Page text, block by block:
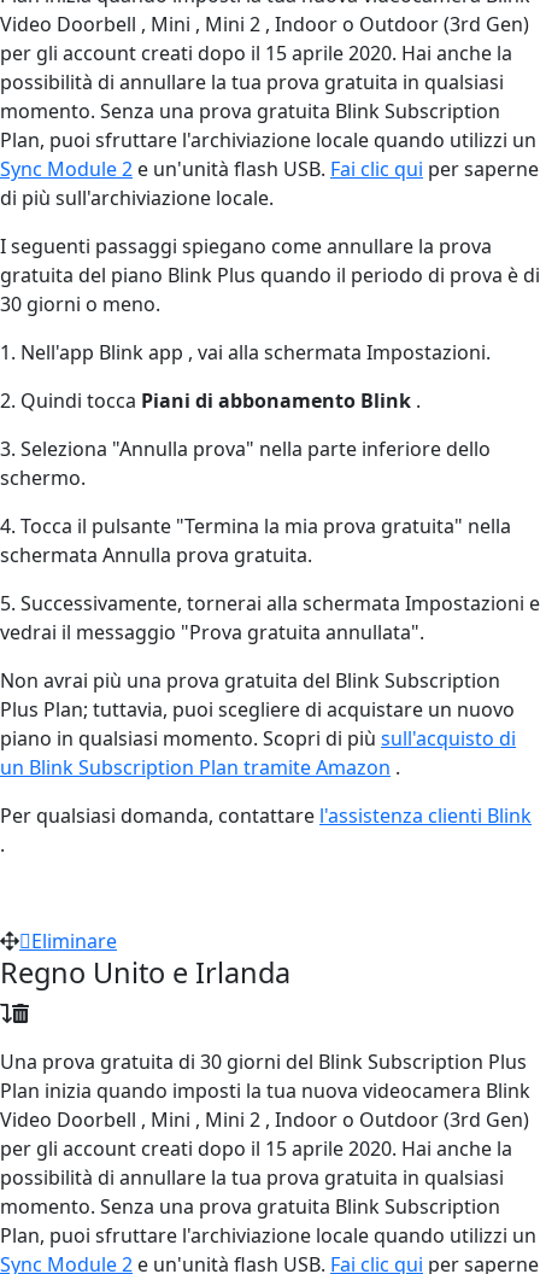
Video Doorbell , Mini , Mini 2 , Indoor o Outdoor (3rd Gen)
per gli account creati dopo il 15 aprile 2020. Hai anche la
possibilità di annullare la tua prova gratuita in qualsiasi
momento. Senza una prova gratuita Blink Subscription
Plan, puoi sfruttare l'archiviazione locale quando utilizzi un
Sync Module 2 e un'unità flash USB. Fai clic qui per saperne
di più sull'archiviazione locale.
I seguenti passaggi spiegano come annullare la prova
gratuita del piano Blink Plus quando il periodo di prova è di
30 giorni o meno.
1. Nell'app Blink app , vai alla schermata Impostazioni.
2. Quindi tocca Piani di abbonamento Blink .
3. Seleziona "Annulla prova" nella parte inferiore dello
schermo.
4. Tocca il pulsante "Termina la mia prova gratuita" nella
schermata Annulla prova gratuita.
5. Successivamente, tornerai alla schermata Impostazioni e
vedrai il messaggio "Prova gratuita annullata".
Non avrai più una prova gratuita del Blink Subscription
Plus Plan; tuttavia, puoi scegliere di acquistare un nuovo
piano in qualsiasi momento. Scopri di più sull'acquisto di
un Blink Subscription Plan tramite Amazon ‍.
Per qualsiasi domanda, contattare l'assistenza clienti Blink
.
Eliminare
Regno Unito e Irlanda
Una prova gratuita di 30 giorni del Blink Subscription Plus
Plan inizia quando imposti la tua nuova videocamera Blink
Video Doorbell , Mini , Mini 2 , Indoor o Outdoor (3rd Gen)
per gli account creati dopo il 15 aprile 2020. Hai anche la
possibilità di annullare la tua prova gratuita in qualsiasi
momento. Senza una prova gratuita Blink Subscription
Plan, puoi sfruttare l'archiviazione locale quando utilizzi un
Sync Module 2 e un'unità flash USB. Fai clic qui per saperne